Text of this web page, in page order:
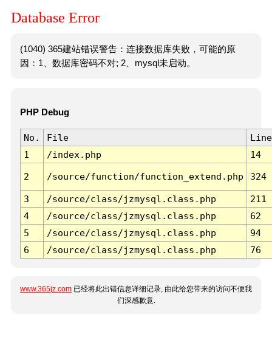
Database Error
(1040) 365建站错误警告：连接数据库失败，可能的原
因：1、数据库密码不对; 2、mysql未启动。
PHP Debug
No. File
Line
1
/index.php 14
2 /source/function/function_extend.php 324
3 /source/class/jzmysql.class.php
211
4
/source/class/jzmysql.class.php
62
5
/source/class/jzmysql.class.php
94
6
/source/class/jzmysql.class.php 76
www.365jz.com 已经将此出错信息详细记录, 由此给您带来的访问不便我
们深感歉意.